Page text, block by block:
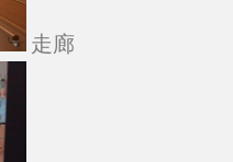
走廊